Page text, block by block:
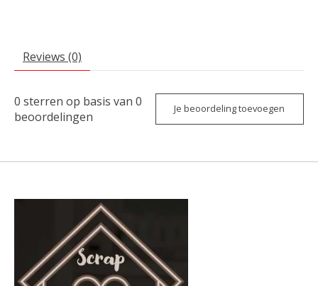
Reviews (0)
0 sterren op basis van 0
beoordelingen
Je beoordeling toevoegen